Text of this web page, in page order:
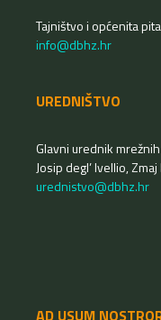
Tajništvo i općenita
info@dbhz.hr
UREDNIŠTVO
Glavni urednik
Josip degl’ Ivellio, Zmaj
urednistvo@dbhz.hr
AD USUM